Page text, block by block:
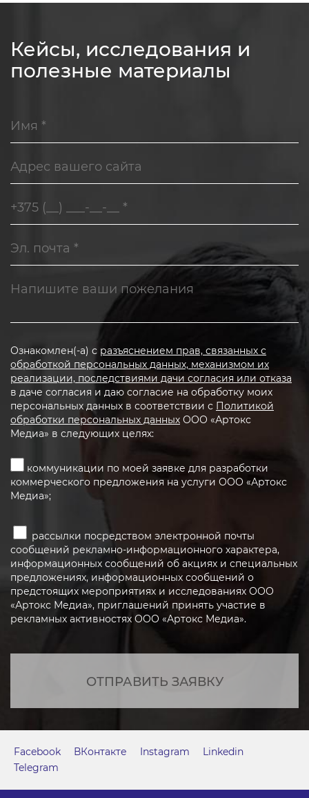
Кейсы, исследования и
полезные материалы
Ознакомлен(-а) с разъяснением прав, связанных с
обработкой персональных данных, механизмом их
реализации, последствиями дачи согласия или отказа
в даче согласия и даю согласие на обработку моих
персональных данных в соответствии с Политикой
обработки персональных данных ООО «Артокс
Медиа» в следующих целях:
коммуникации по моей заявке для разработки
коммерческого предложения на услуги ООО «Артокс
Медиа»;
рассылки посредством электронной почты
сообщений рекламно-информационного характера,
информационных сообщений об акциях и специальных
предложениях, информационных сообщений о
предстоящих мероприятиях и исследованиях ООО
«Артокс Медиа», приглашений принять участие в
рекламных активностях ООО «Артокс Медиа».
ОТПРАВИТЬ ЗАЯВКУ
Facebook ВКонтакте Instagram
Linkedin
Telegram